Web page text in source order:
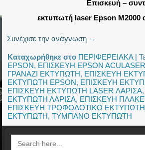
Επισκευή –
εκτυπωτή laser Epson M2000
Συνέχισε την ανάγνωση →
Καταχωρήθηκε στο ΠΕΡΙΦΕΡΕΙΑΚΑ|
EPSON, ΕΠΙΣΚΕΥΗ EPSON
ΓΡΑΝΑΖΙ ΕΚΤΥΠΩΤΗ, ΕΠΙΣΚΕΥΗ
ΕΚΤΥΠΩΤΗ EPSON, ΕΠΙΣΚΕΥΗ
ΕΠΙΣΚΕΥΗ ΕΚΤΥΠΩΤΗ LASER ΛΑΡΙΣΑ,
ΕΚΤΥΠΩΤΗ ΛΑΡΙΣΑ, ΕΠΙΣΚΕΥΗ
ΕΠΙΣΚΕΥΗ ΤΡΟΦΟΔΟΤΙΚΟ ΕΚΤΥΠΩΤΗ
ΕΚΤΥΠΩΤΗ,ΤΥΜΠΑΝΟ ΕΚΤΥΠΩΤΗ
Search
for: